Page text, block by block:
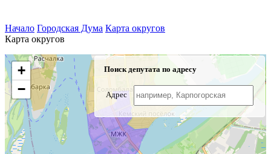
Начало Городская Дума Карта округов
Карта округов